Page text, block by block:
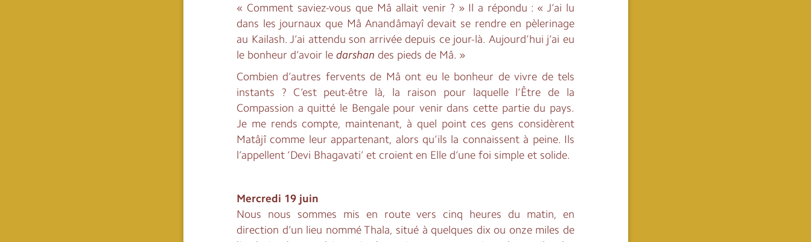
« Comment saviez-vous que Mâ allait venir ? » Il a répondu : « J’ai lu
dans les journaux que Mâ Anandâmayî devait se rendre en pèlerinage
au Kailash. J’ai attendu son arrivée depuis ce jour-là. Aujourd’hui j’ai eu
le bonheur d’avoir le darshan des pieds de Mâ. »
Combien d’autres fervents de Mâ ont eu le bonheur de vivre de tels
instants ? C’est peut-être là, la raison pour laquelle l’Être de la
Compassion a quitté le Bengale pour venir dans cette partie du pays.
Je me rends compte, maintenant, à quel point ces gens considèrent
Matâjî comme leur appartenant, alors qu’ils la connaissent à peine. Ils
l’appellent ‘Devi Bhagavati’ et croient en Elle d’une foi simple et solide.
Mercredi 19 juin
Nous nous sommes mis en route vers cinq heures du matin, en
direction d’un lieu nommé Thala, situé à quelques dix ou onze miles de